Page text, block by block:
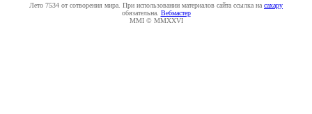
Лето 7534 от сотворения мира. При использовании материалов сайта ссылка на caxapу
обязательна. Вебмастер
MMI © MMXXVI